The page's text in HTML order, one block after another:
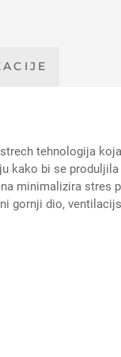
tehnologija
bi se
minimalizira
dio,